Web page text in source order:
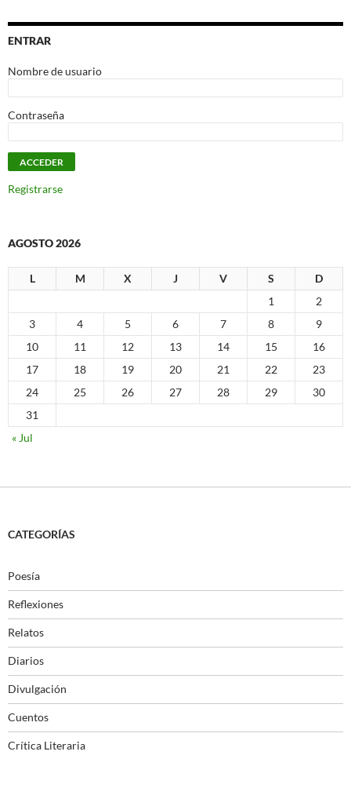
ENTRAR
Nombre de usuario
Contraseña
Registrarse
AGOSTO 2026
L M X J V S
D
1
2
3
4 5 6 7 8
9
10
11 12 13 14 15
16
17
18 19 20 21 22
23
24
25 26 27 28 29
30
31
« Jul
CATEGORÍAS
Poesía
Reflexiones
Relatos
Diarios
Divulgación
Cuentos
Crítica Literaria